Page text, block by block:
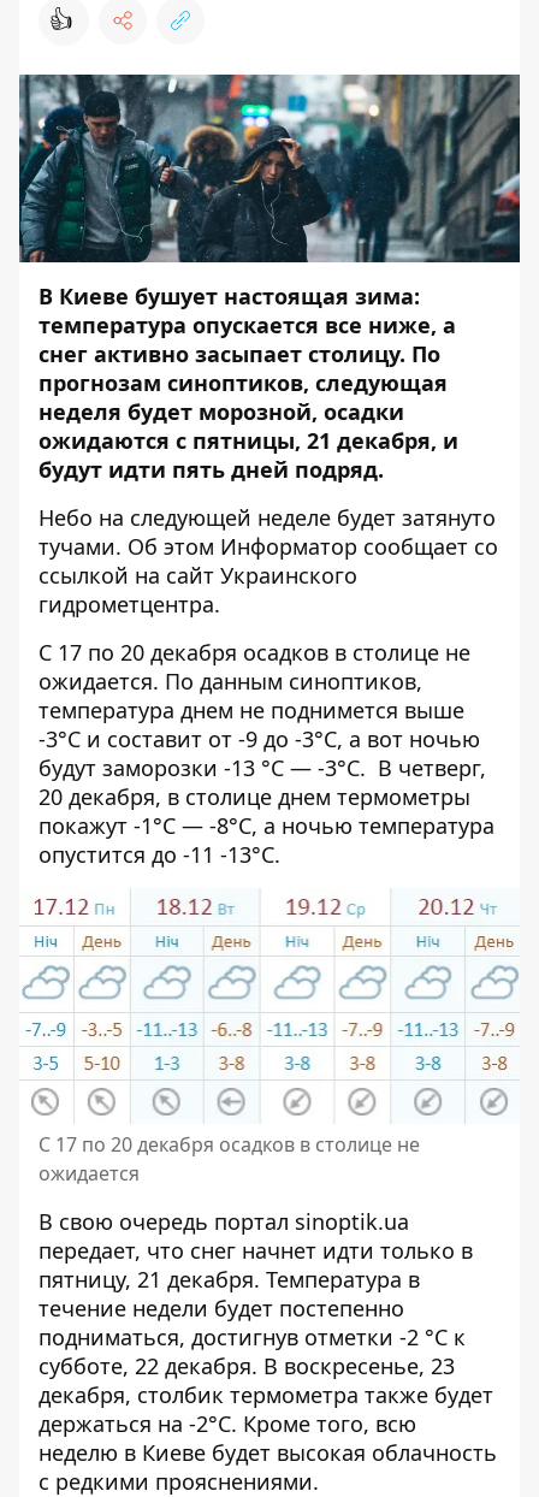
👍
В Киеве бушует настоящая зима:
температура опускается все ниже, а
снег активно засыпает столицу. По
прогнозам синоптиков, следующая
неделя будет морозной, осадки
ожидаются с пятницы, 21 декабря, и
будут идти пять дней подряд.
Небо на следующей неделе будет затянуто
тучами. Об этом Информатор сообщает со
ссылкой на сайт Украинского
гидрометцентра.
С 17 по 20 декабря осадков в столице не
ожидается. По данным синоптиков,
температура днем не поднимется выше
-3°C и составит от -9 до -3°C, а вот ночью
будут заморозки -13 °C — -3°C. В четверг,
20 декабря, в столице днем термометры
покажут -1°C — -8°C, а ночью температура
опустится до -11 -13°C.
С 17 по 20 декабря осадков в столице не
ожидается
В свою очередь портал sinoptik.ua
передает, что снег начнет идти только в
пятницу, 21 декабря. Температура в
течение недели будет постепенно
подниматься, достигнув отметки -2 °C к
субботе, 22 декабря. В воскресенье, 23
декабря, столбик термометра также будет
держаться на -2°C. Кроме того, всю
неделю в Киеве будет высокая облачность
с редкими прояснениями.